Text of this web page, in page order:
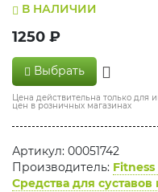
В НАЛИЧИИ
1250 ₽
Выбрать
Цена действительна только для
цен в розничных магазинах
Артикул: 00051742
Производитель:
Средства для